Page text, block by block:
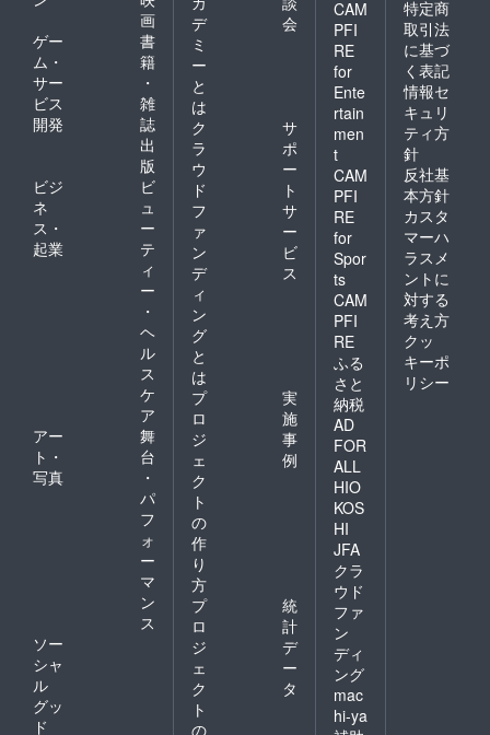
画
ゲー
ム・
サー
ビス
開発
書
籍
・
雑
誌
出
版
ビジ
ネ
ス・
起業
ビ
ュ
ー
テ
ィ
ー
・
ヘ
ル
ス
ケ
ア
アー
ト・
写真
舞
台
・
パ
フ
ォ
ー
マ
ン
ス
ソー
シャ
ル
グッ
ド
デ
ミ
ー
と
は
会
ク
ラ
ウ
ド
フ
ァ
ン
デ
ィ
ン
グ
と
は
サ
ポ
ー
ト
サ
ー
ビ
ス
プ
ロ
ジ
ェ
ク
ト
の
作
り
方
実
施
事
例
プ
ロ
ジ
ェ
ク
ト
の
統
計
デ
ー
タ
CAM
PFI
RE
for
Ente
rtain
men
t
CAM
PFI
RE
for
Spor
ts
CAM
PFI
RE
ふる
さと
納税
AD
FOR
ALL
HIO
KOS
HI
JFA
クラ
ウド
ファ
ン
ディ
ング
mac
hi-ya
特定商
取引法
に基づ
く表記
情報セ
キュリ
ティ方
針
反社基
本方針
カスタ
マーハ
ラスメ
ントに
対する
考え方
クッ
キーポ
リシー